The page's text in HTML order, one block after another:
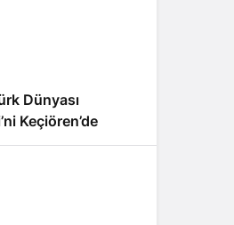
Dünyası
Keçiören’de